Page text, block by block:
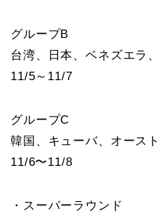
グループB
台湾、日本、ベネズエラ
11/5～11/7
グループC
韓国、キューバ、オース
11/6〜11/8
・スーパーラウンド